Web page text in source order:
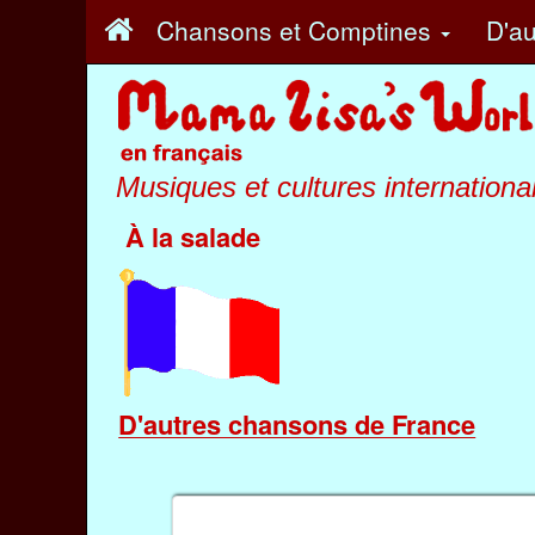
Chansons et Comptines
Musiques et cultures
À la salade
D'autres chansons de France